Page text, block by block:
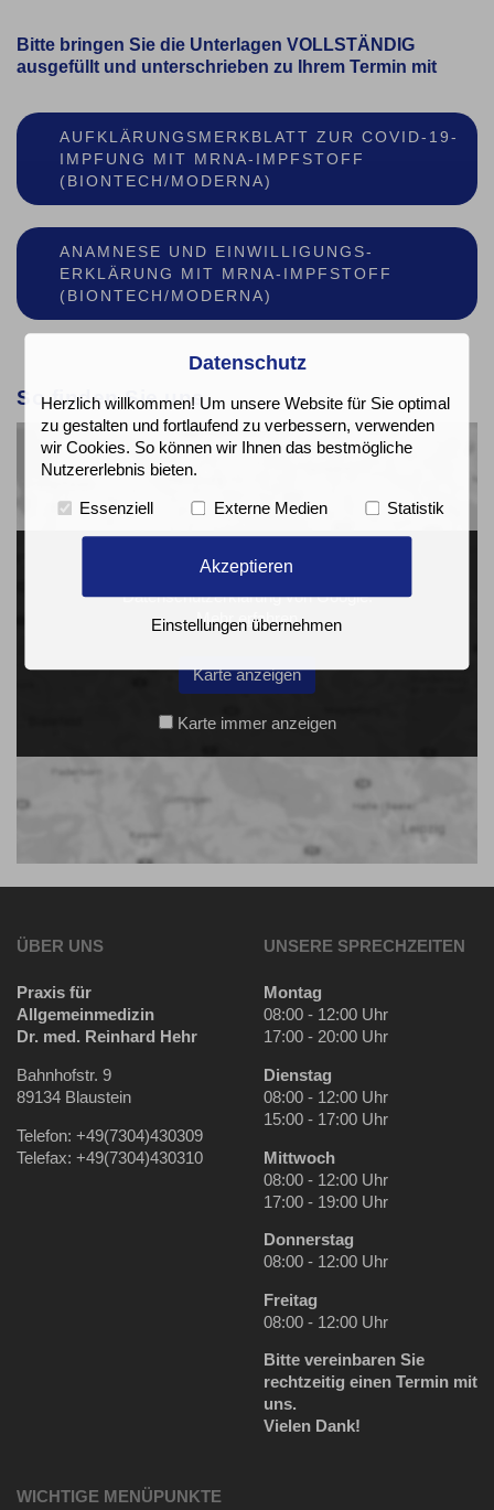
Bitte bringen Sie die Unterlagen VOLLSTÄNDIG
ausgefüllt und unterschrieben zu Ihrem Termin mit
AUFKLÄRUNGSMERKBLATT ZUR COVID-19-
IMPFUNG MIT MRNA-IMPFSTOFF
(BIONTECH/MODERNA)
ANAMNESE UND EINWILLIGUNGS-
ERKLÄRUNG MIT MRNA-IMPFSTOFF
(BIONTECH/MODERNA)
So finden Sie uns
Mit dem Laden der Karte akzeptieren Sie die
Datenschutzerklärung von Google.
Mehr erfahren
Karte anzeigen
Karte immer anzeigen
ÜBER UNS
Praxis für
Allgemeinmedizin
Dr. med. Reinhard Hehr
Bahnhofstr. 9
89134 Blaustein
Telefon: +49(7304)430309
Telefax: +49(7304)430310
UNSERE SPRECHZEITEN
Montag
08:00 - 12:00 Uhr
17:00 - 20:00 Uhr
Dienstag
08:00 - 12:00 Uhr
15:00 - 17:00 Uhr
Mittwoch
08:00 - 12:00 Uhr
17:00 - 19:00 Uhr
Donnerstag
08:00 - 12:00 Uhr
Freitag
08:00 - 12:00 Uhr
Bitte vereinbaren Sie
rechtzeitig einen Termin mit
uns.
Vielen Dank!
WICHTIGE MENÜPUNKTE
Datenschutz
Herzlich willkommen! Um unsere Website für Sie optimal
zu gestalten und fortlaufend zu verbessern, verwenden
wir Cookies. So können wir Ihnen das bestmögliche
Nutzererlebnis bieten.
Essenziell Externe Medien Statistik
Akzeptieren
Einstellungen übernehmen